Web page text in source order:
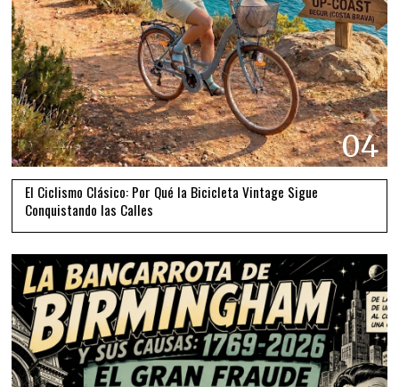
04
El Ciclismo Clásico: Por Qué la Bicicleta Vintage Sigue
Conquistando las Calles